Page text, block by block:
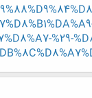
%29-